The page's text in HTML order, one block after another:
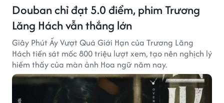
Douban chỉ đạt 5.0 điểm, phim Trương
Lăng Hách vẫn thắng lớn
Giây Phút Ấy Vượt Quá Giới Hạn của Trương Lăng
Hách tiến sát mốc 800 triệu lượt xem, tạo nên nghịch lý
hiếm thấy của màn ảnh Hoa ngữ năm nay.